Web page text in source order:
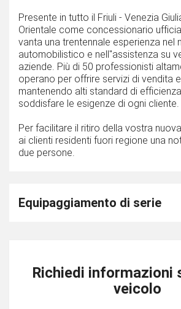
Presente in tutto il Friuli - Venezia
Orientale come concessionario
vanta una trentennale esperienza nel
automobilistico e nell''assistenza su
aziende. Più di 50 professionisti
operano per offrire servizi di vendita
mantenendo alti standard di
soddisfare le esigenze di ogni cliente.
Per facilitare il ritiro della vostra
ai clienti residenti fuori regione una
due persone.
Equipaggiamento di serie
Richiedi informazioni
veicolo